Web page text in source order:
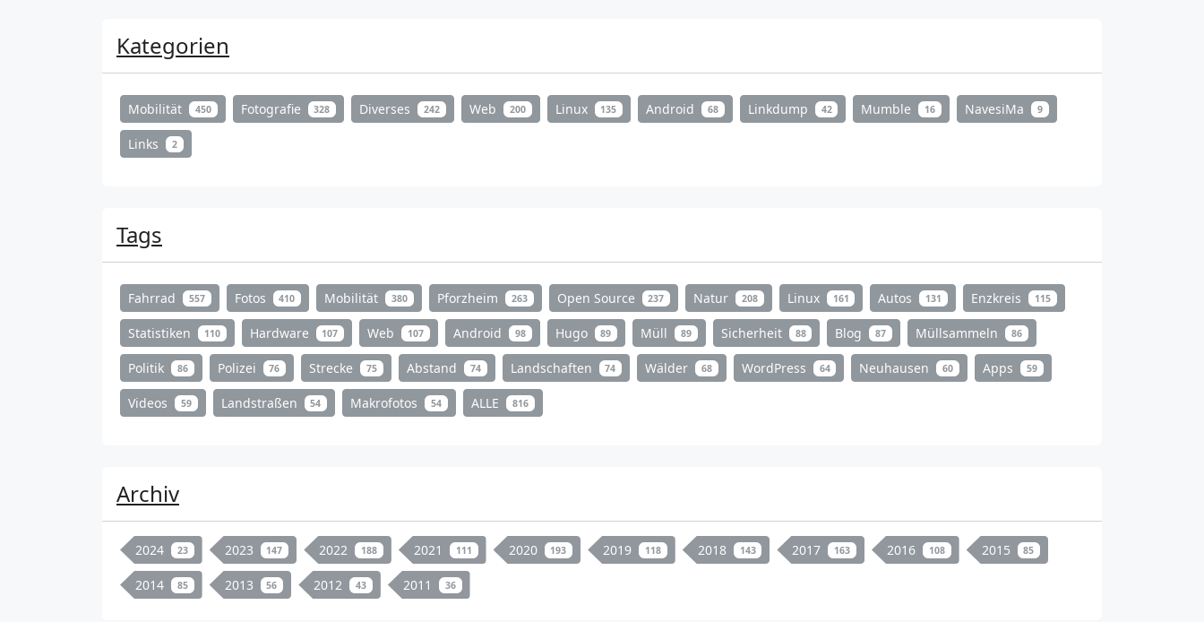
Kategorien
Mobilität 450 Fotografie 328 Diverses 242 Web 200 Linux 135 Android 68 Linkdump 42 Mumble 16 NavesiMa 9
Links 2
Tags
Fahrrad 557 Fotos 410 Mobilität 380 Pforzheim 263 Open Source 237 Natur 208 Linux 161 Autos 131 Enzkreis 115
Statistiken 110 Hardware 107 Web 107 Android 98 Hugo 89 Müll 89 Sicherheit 88 Blog 87 Müllsammeln 86
Politik 86 Polizei 76 Strecke 75 Abstand 74 Landschaften 74 Wälder 68 WordPress 64 Neuhausen 60 Apps 59
Videos 59 Landstraßen 54 Makrofotos 54 ALLE 816
Archiv
2024 23 2023 147 2022 188 2021 111 2020 193 2019 118 2018 143 2017 163 2016 108 2015 85
2014 85 2013 56 2012 43 2011 36